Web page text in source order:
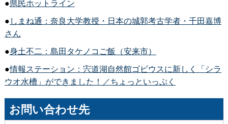
●県民ホットライン
●しまね通：奈良大学教授・日本の城郭考古学者・千田嘉博
さん
●身土不二：島田タケノコご飯（安来市）
●情報ステーション：宍道湖自然館ゴビウスに新しく「シラ
ウオ水槽」ができました！／ちょっといっぷく
お問い合わせ先